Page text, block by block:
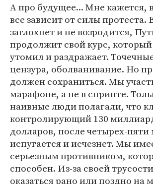
А про будущее... Мне кажется,
все зависит от силы протеста.
заглохнет и не возродится,
продолжит свой курс,
утомил и раздражает.
цензура, оболванивание. Но
должен сохраниться. Мы
марафоне, а не в спринте.
наивные люди полагали, что
контролирующий 130
долларов, после четырех-
испугается и исчезнет. Мы
серьезным противником,
способен. Из-за своей
оказаться рано или поздно на